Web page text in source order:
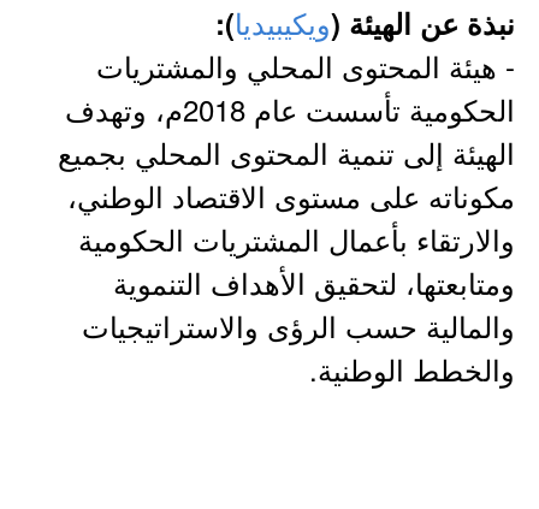
نبذة عن الهيئة (ويكيبيديا):
- هيئة المحتوى المحلي والمشتريات
الحكومية تأسست عام 2018م، وتهدف
الهيئة إلى تنمية المحتوى المحلي بجميع
مكوناته على مستوى الاقتصاد الوطني،
والارتقاء بأعمال المشتريات الحكومية
ومتابعتها، لتحقيق الأهداف التنموية
والمالية حسب الرؤى والاستراتيجيات
والخطط الوطنية.